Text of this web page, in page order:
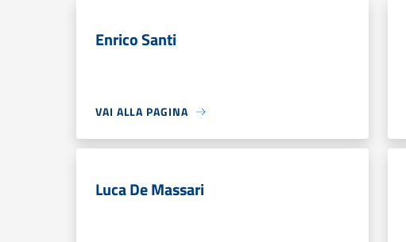
Enrico Santi
VAI ALLA PAGINA
Luca De Massari